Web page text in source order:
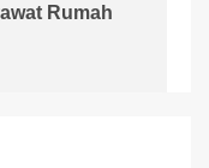
Rumah